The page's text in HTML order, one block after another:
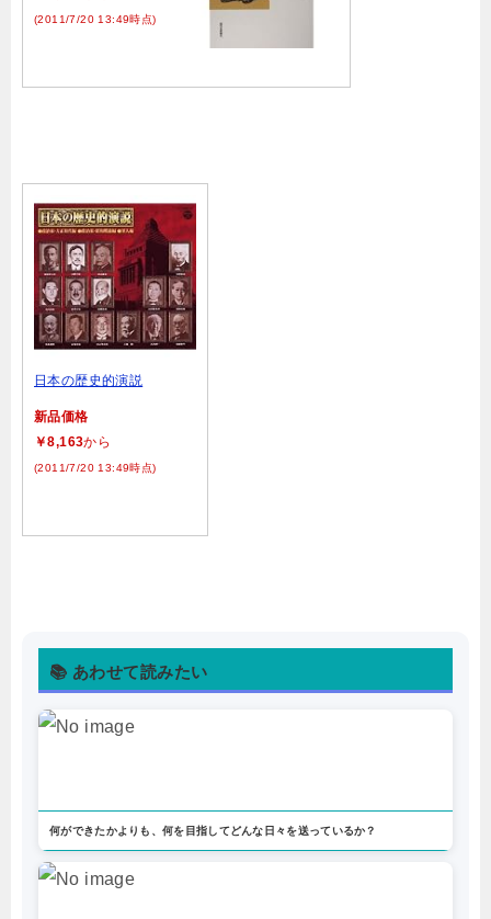
(2011/7/20 13:49時点)
日本の歴史的演説
新品価格
￥8,163から
(2011/7/20 13:49時点)
📚 あわせて読みたい
何ができたかよりも、何を目指してどんな日々を送っているか？